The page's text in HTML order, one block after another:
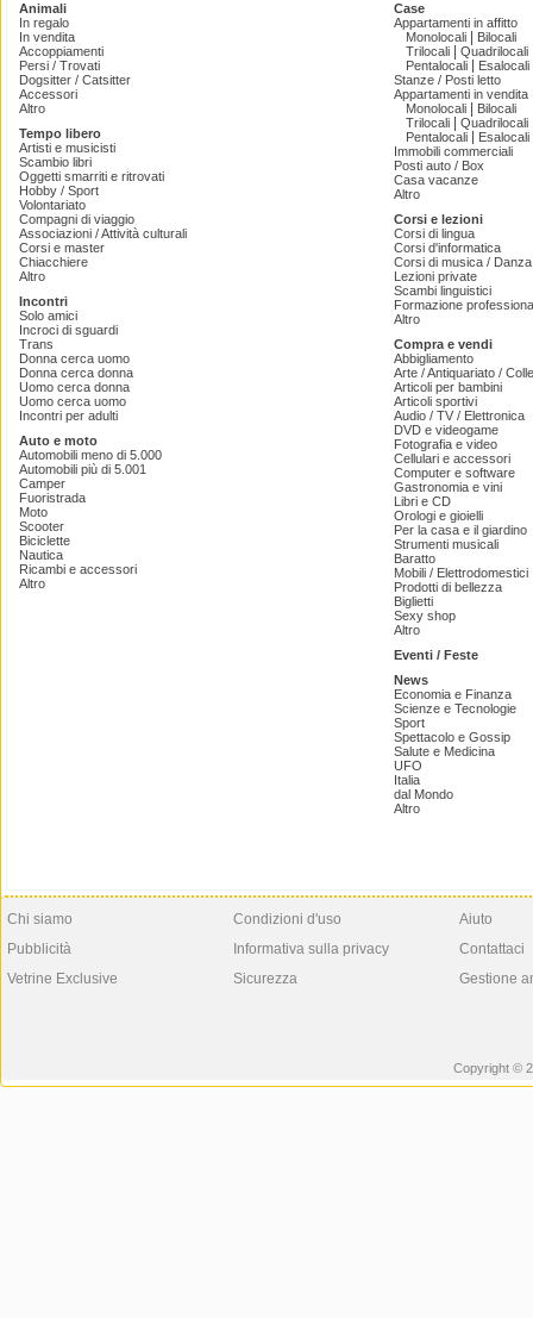
Animali
In regalo
In vendita
Accoppiamenti
Persi / Trovati
Dogsitter / Catsitter
Accessori
Altro
Tempo libero
Artisti e musicisti
Scambio libri
Oggetti smarriti e ritrovati
Hobby / Sport
Volontariato
Compagni di viaggio
Associazioni / Attività culturali
Corsi e master
Chiacchiere
Altro
Incontri
Solo amici
Incroci di sguardi
Trans
Donna cerca uomo
Donna cerca donna
Uomo cerca donna
Uomo cerca uomo
Incontri per adulti
Auto e moto
Automobili meno di 5.000
Automobili più di 5.001
Camper
Fuoristrada
Moto
Scooter
Biciclette
Nautica
Ricambi e accessori
Altro
Case
Appartamenti in affitto
Monolocali
Bilocali
Trilocali
Quadrilocali
Pentalocali
Esalocali
Stanze / Posti letto
Appartamenti in vendita
Monolocali
Bilocali
Trilocali
Quadrilocali
Pentalocali
Esalocali
Immobili commerciali
Posti auto / Box
Casa vacanze
Altro
Corsi e lezioni
Corsi di lingua
Corsi d'informatica
Corsi di musica /
Lezioni private
Scambi linguistici
Formazione
Altro
Compra e vendi
Abbigliamento
Arte / Antiquariato /
Articoli per bambini
Articoli sportivi
Audio / TV / Elettronica
DVD e videogame
Fotografia e video
Cellulari e accessori
Computer e software
Gastronomia e vini
Libri e CD
Orologi e gioielli
Per la casa e il giardino
Strumenti musicali
Baratto
Mobili / Elettrodomestici
Prodotti di bellezza
Biglietti
Sexy shop
Altro
Eventi / Feste
News
Economia e Finanza
Scienze e Tecnologie
Sport
Spettacolo e Gossip
Salute e Medicina
UFO
Italia
dal Mondo
Altro
Chi siamo
Pubblicità
Vetrine Exclusive
Condizioni d'uso
Informativa sulla privacy
Sicurezza
Aiuto
Contattaci
Gestione
Copyright ©